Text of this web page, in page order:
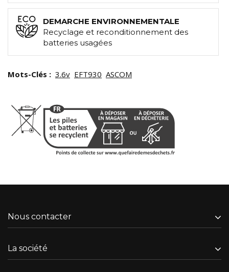
DEMARCHE ENVIRONNEMENTALE
Recyclage et reconditionnement des
batteries usagées
Mots-Clés : 3.6v EFT930 ASCOM
Nous contacter
La société